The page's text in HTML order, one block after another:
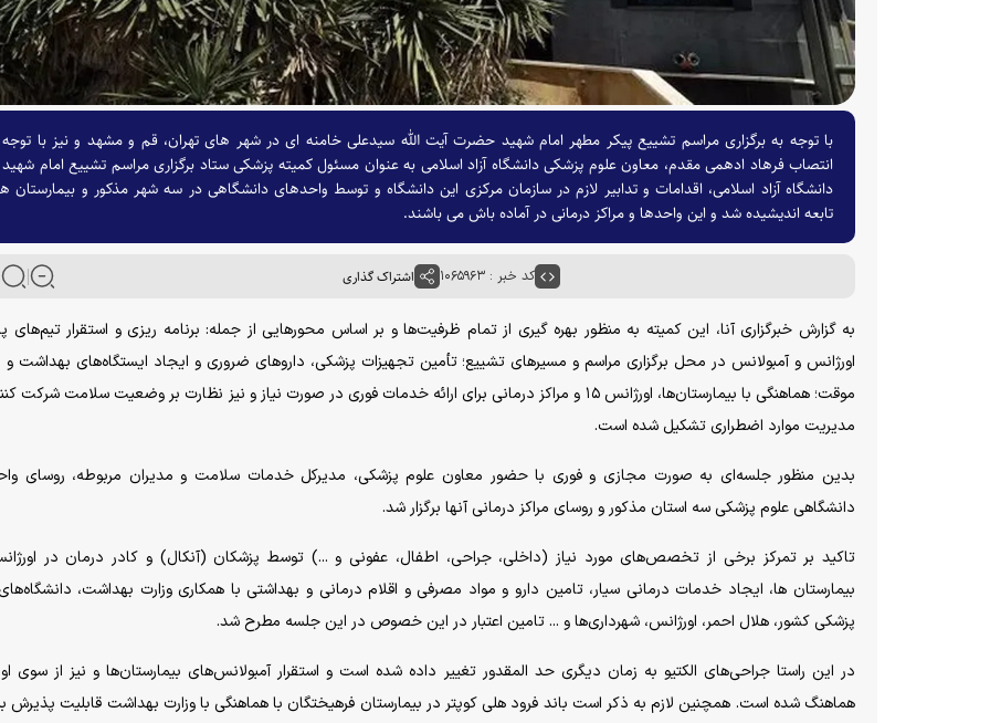
با توجه به برگزاری مراسم تشییع پیکر مطهر امام شهید حضرت آیت الله سیدعلی خامنه ‌ای در شهر های تهران، قم و مشهد و نیز با
انتصاب فرهاد ادهمی مقدم، معاون علوم پزشکی دانشگاه آزاد اسلامی به عنوان مسئول کمیته پزشکی ستاد برگزاری مراسم تشییع امام شهید
دانشگاه آزاد اسلامی، اقدامات و تدابیر لازم در سازمان مرکزی این دانشگاه و توسط واحد‌های دانشگاهی در سه شهر مذکور و بیمارستان
تابعه اندیشیده شد و این واحد‌ها و مراکز درمانی در آماده باش می ‌باشند.
کد خبر : ۱۰۶۵۹۶۳ اشتراک گذاری
به گزارش خبرگزاری آنا، این کمیته به منظور بهره گیری از تمام ظرفیت‌ها و بر اساس محور‌هایی از جمله: برنامه ریزی و استقرار تیم‌های
اورژانس و آمبولانس در محل برگزاری مراسم و مسیر‌های تشییع؛ تأمین تجهیزات پزشکی، دارو‌های ضروری و ایجاد ایستگاه‌های بهداشت و
موقت؛ هماهنگی با بیمارستان‌ها، اورژانس ۱۵ و مراکز درمانی برای ارائه خدمات فوری در صورت نیاز و نیز نظارت بر وضعیت سلامت شرکت
مدیریت موارد اضطراری تشکیل شده است.
بدین منظور جلسه‌ای به صورت مجازی و فوری با حضور معاون علوم پزشکی، مدیرکل خدمات سلامت و مدیران مربوطه، روسای
دانشگاهی علوم پزشکی سه استان مذکور و روسای مراکز درمانی آنها برگزار شد.
تاکید بر تمرکز برخی از تخصص‌های مورد نیاز (داخلی، جراحی، اطفال، عفونی و ...) توسط پزشکان (آنکال) و کادر درمان در
بیمارستان ها، ایجاد خدمات درمانی سیار، تامین دارو و مواد مصرفی و اقلام درمانی و بهداشتی با همکاری وزارت بهداشت،
پزشکی کشور، هلال احمر، اورژانس، شهرداری‌ها و ... تامین اعتبار در این خصوص در این جلسه مطرح شد.
در این راستا جراحی‌های الکتیو به زمان دیگری حد المقدور تغییر داده شده است و استقرار آمبولانس‌های بیمارستان‌ها و نیز از سوی
هماهنگ شده است. همچنین لازم به ذکر است باند فرود هلی کوپتر در بیمارستان فرهیختگان با هماهنگی با وزارت بهداشت قابلیت پذیرش